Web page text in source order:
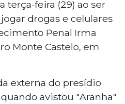
terça-feira (29) ao ser
drogas e celulares
Penal Irma
Monte Castelo, em
externa do presídio
avistou "Aranha"